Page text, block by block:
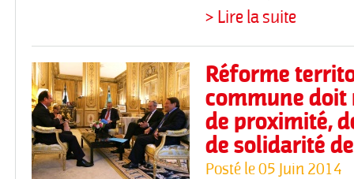
> Lire la suite
Réforme
commune doit
de proximité,
de solidarité
Posté le05 Juin 2014